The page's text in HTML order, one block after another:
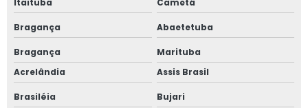
Bragança Abaetetuba
Bragança
Marituba
Acrelândia
Assis Brasil
Brasiléia Bujari